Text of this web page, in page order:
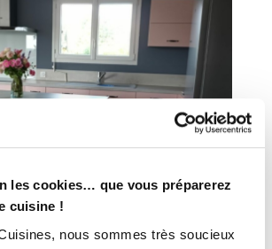
les cookies… que vous préparerez
cuisine !
nous sommes très soucieux